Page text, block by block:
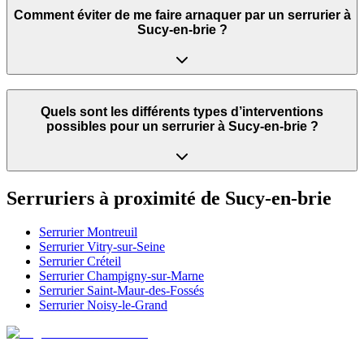
Comment éviter de me faire arnaquer par un serrurier à
Sucy-en-brie ?
Quels sont les différents types d’interventions
possibles pour un serrurier à Sucy-en-brie ?
Serruriers à proximité de Sucy-en-brie
SerrurierMontreuil
SerrurierVitry-sur-Seine
SerrurierCréteil
SerrurierChampigny-sur-Marne
Serrurier Saint-Maur-des-Fossés
SerrurierNoisy-le-Grand